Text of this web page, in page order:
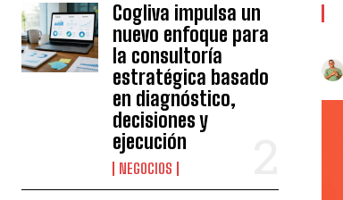
Cogliva impulsa un
nuevo enfoque para
la consultoría
estratégica basado
en diagnóstico,
decisiones y
ejecución
NEGOCIOS